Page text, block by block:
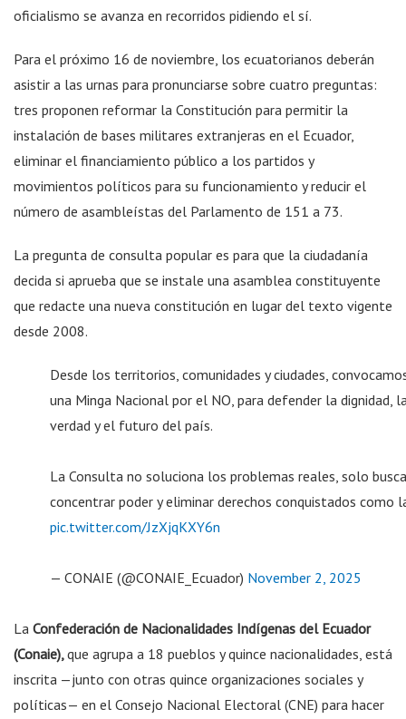
oficialismo se avanza en recorridos pidiendo el sí.
Para el próximo 16 de noviembre, los ecuatorianos deberán
asistir a las urnas para pronunciarse sobre cuatro preguntas:
tres proponen reformar la Constitución para permitir la
instalación de bases militares extranjeras en el Ecuador,
eliminar el financiamiento público a los partidos y
movimientos políticos para su funcionamiento y reducir el
número de asambleístas del Parlamento de 151 a 73.
La pregunta de consulta popular es para que la ciudadanía
decida si aprueba que se instale una asamblea constituyente
que redacte una nueva constitución en lugar del texto vigente
desde 2008.
Desde los territorios, comunidades y ciudades,
una Minga Nacional por el NO, para defender la dignidad,
verdad y el futuro del país.
La Consulta no soluciona los problemas reales, solo busca
concentrar poder y eliminar derechos conquistados como
pic.twitter.com/JzXjqKXY6n
— CONAIE (@CONAIE_Ecuador) November 2, 2025
La Confederación de Nacionalidades Indígenas del Ecuador
(Conaie),que agrupa a 18 pueblos y quince nacionalidades, está
inscrita —junto con otras quince organizaciones sociales y
políticas— en el Consejo Nacional Electoral (CNE) para hacer